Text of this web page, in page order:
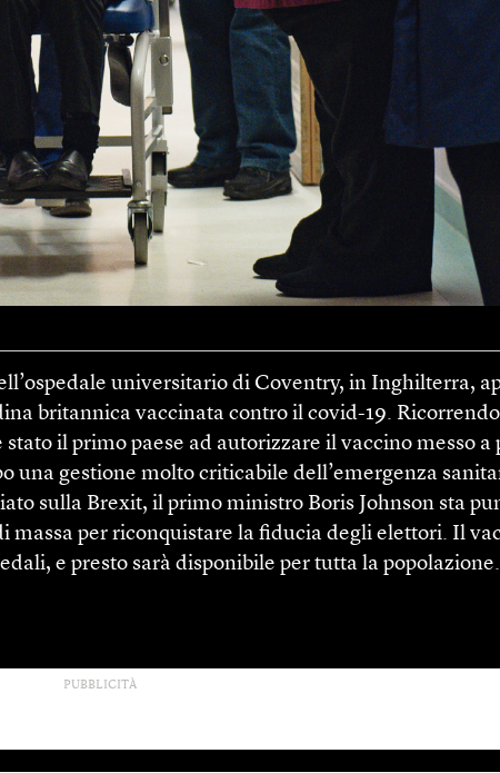
universitario di Coventry, in Inghilterra,
britannica vaccinata contro il covid-19.
stato il primo paese ad autorizzare il vaccino messo
una gestione molto criticabile dell’emergenza
sulla Brexit, il primo ministro Boris Johnson sta
massa per riconquistare la fiducia degli elettori. Il
e presto sarà disponibile per tutta la popolazione.
PUBBLICITÀ